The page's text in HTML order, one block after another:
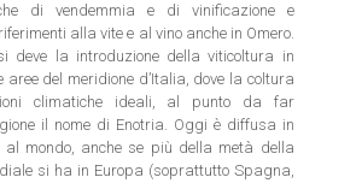
di vendemmia e di vinificazione e
alla vite e al vino anche in Omero.
deve la introduzione della viticoltura in
del meridione d’Italia, dove la coltura
climatiche ideali, al punto da far
il nome di Enotria. Oggi è diffusa in
mondo, anche se più della metà della
si ha in Europa (soprattutto Spagna,